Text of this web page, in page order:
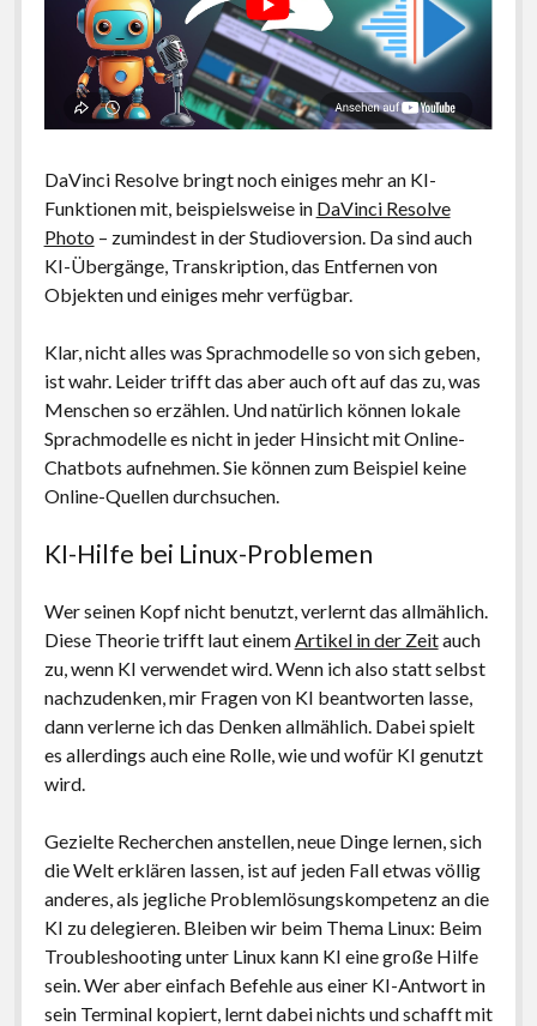
DaVinci Resolve bringt noch einiges mehr an KI-
Funktionen mit, beispielsweise in DaVinci Resolve
Photo – zumindest in der Studioversion. Da sind auch
KI-Übergänge, Transkription, das Entfernen von
Objekten und einiges mehr verfügbar.
Klar, nicht alles was Sprachmodelle so von sich geben,
ist wahr. Leider trifft das aber auch oft auf das zu, was
Menschen so erzählen. Und natürlich können lokale
Sprachmodelle es nicht in jeder Hinsicht mit Online-
Chatbots aufnehmen. Sie können zum Beispiel keine
Online-Quellen durchsuchen.
KI-Hilfe bei Linux-Problemen
Wer seinen Kopf nicht benutzt, verlernt das allmählich.
Diese Theorie trifft laut einem Artikel in der Zeitauch
zu, wenn KI verwendet wird. Wenn ich also statt selbst
nachzudenken, mir Fragen von KI beantworten lasse,
dann verlerne ich das Denken allmählich. Dabei spielt
es allerdings auch eine Rolle, wie und wofür KI genutzt
wird.
Gezielte Recherchen anstellen, neue Dinge lernen, sich
die Welt erklären lassen, ist auf jeden Fall etwas völlig
anderes, als jegliche Problemlösungskompetenz an die
KI zu delegieren. Bleiben wir beim Thema Linux: Beim
Troubleshooting unter Linux kann KI eine große Hilfe
sein. Wer aber einfach Befehle aus einer KI-Antwort in
sein Terminal kopiert, lernt dabei nichts und schafft mit